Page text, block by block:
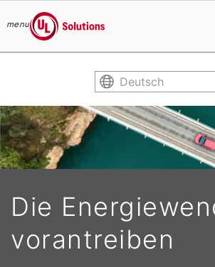
menu
UL Solutions
Deutsch
Die
vorantreiben